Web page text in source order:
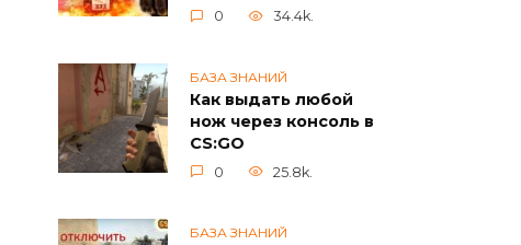
0 34.4k.
БАЗА ЗНАНИЙ
Как выдать любой
нож через консоль в
CS:GO
0 25.8k.
БАЗА ЗНАНИЙ